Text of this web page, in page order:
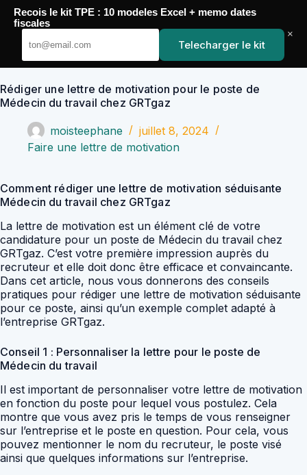
Passer
contenu
YoupiJobs
Rédiger une lettre de motivation pour le poste de
Médecin du travail chez GRTgaz
moisteephane
juillet 8, 2024
Faire une lettre de motivation
Comment rédiger une lettre de motivation séduisante
Médecin du travail chez GRTgaz
La lettre de motivation est un élément clé de votre
candidature pour un poste de Médecin du travail chez
GRTgaz. C’est votre première impression auprès du
recruteur et elle doit donc être efficace et convaincante.
Dans cet article, nous vous donnerons des conseils
pratiques pour rédiger une lettre de motivation séduisante
pour ce poste, ainsi qu’un exemple complet adapté à
l’entreprise GRTgaz.
Conseil 1 : Personnaliser la lettre pour le poste de
Médecin du travail
Il est important de personnaliser votre lettre de motivation
en fonction du poste pour lequel vous postulez. Cela
montre que vous avez pris le temps de vous renseigner
sur l’entreprise et le poste en question. Pour cela, vous
pouvez mentionner le nom du recruteur, le poste visé
ainsi que quelques informations sur l’entreprise.
Recois le kit TPE : 10 modeles Excel + memo dates
fiscales
Telecharger le kit
×